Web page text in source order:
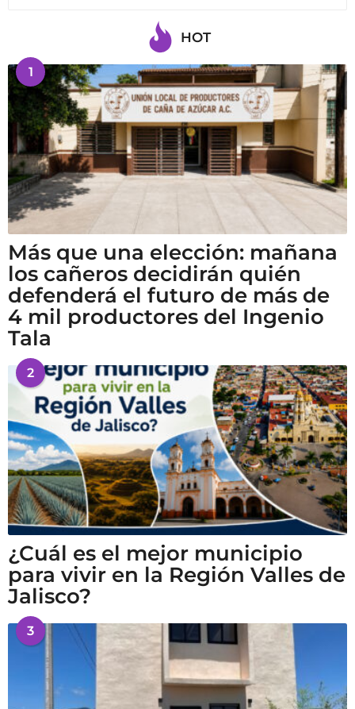
HOT
1
Más que una elección: mañana
los cañeros decidirán quién
defenderá el futuro de más de
4 mil productores del Ingenio
Tala
2
¿Cuál es el mejor municipio
para vivir en la Región Valles de
Jalisco?
3